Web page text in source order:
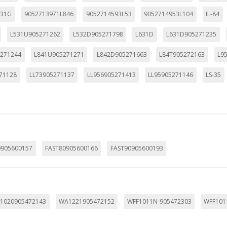
9052713971L846 9052714593L53 9052714953L104 IL-84
L531U905271262 L532D905271798 L631D L631D905271235
L841U905271271 L842D905271663 L84T905272163
LL73905271137 LL956905271413 LL95905271146 LS-35
FAST80905600166 FAST90905600193
WA1221905472152 WFF1011N-905472303
a través de nuestro sitio por nuestros socios publicitarios.
identificación única de su navegador y dispositivo de Internet.
_evPromt
desde la sección "Configuración de cookies" al pie de la página.